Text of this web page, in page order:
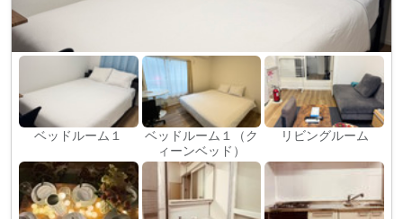
ベッドルーム１
ベッドルーム１（ク
ィーンベッド）
リビングルーム